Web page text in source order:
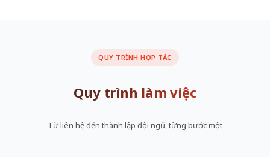
QUY TRÌNH HỢP TÁC
Quy trình làm việc
Từ liên hệ đến thành lập đội ngũ, từng bước một